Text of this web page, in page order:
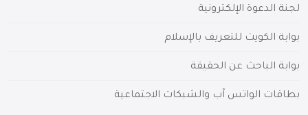
لجنة الدعوة الإلكترونية
بوابة الكويت للتعريف بالإسلام
بوابة الباحث عن الحقيقة
بطاقات الواتس آب والشبكات الاجتماعية